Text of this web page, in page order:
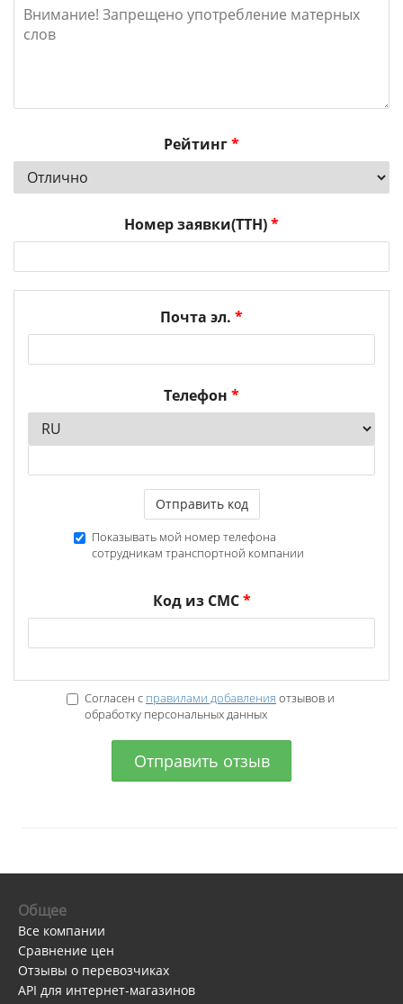
Рейтинг*
Номер заявки(ТТН)*
Почта эл. *
Телефон *
Отправить код
Показывать мой номер телефона
сотрудникам транспортной компании
Код из СМС*
Согласен с правилами добавления отзывов и
обработку персональных данных
Отправить отзыв
Общее
Все компании
Сравнение цен
Отзывы о перевозчиках
API для интернет-магазинов